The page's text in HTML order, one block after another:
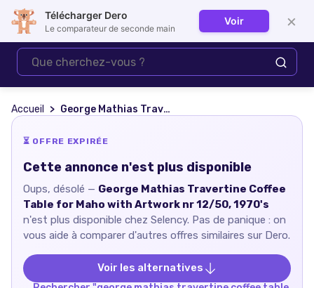
Se connecter
Accueil George Mathias Travertine Coffee Table for Maho with Artwork nr 12/50, 1970's
⏳ OFFRE EXPIRÉE
Cette annonce n'est plus disponible
Oups, désolé — George Mathias Travertine Coffee
Table for Maho with Artwork nr 12/50, 1970's
n'est plus disponible chez Selency. Pas de panique : on
vous aide à comparer d'autres offres similaires sur Dero.
Voir les alternatives
Télécharger Dero
Le comparateur de seconde main
Voir ×